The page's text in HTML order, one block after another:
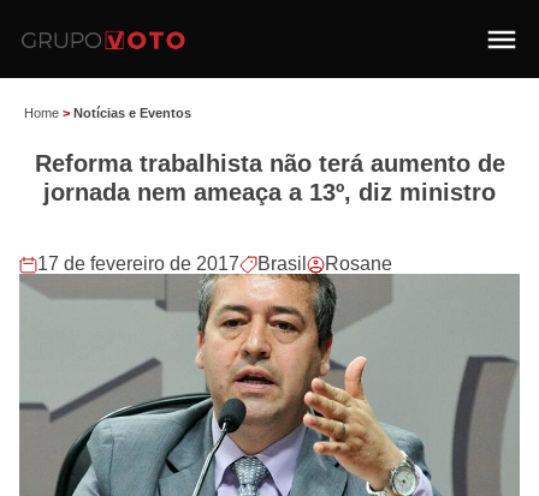
Home > Notícias e Eventos
Reforma trabalhista não terá aumento de
jornada nem ameaça a 13º, diz ministro
17 de fevereiro de 2017 Brasil Rosane